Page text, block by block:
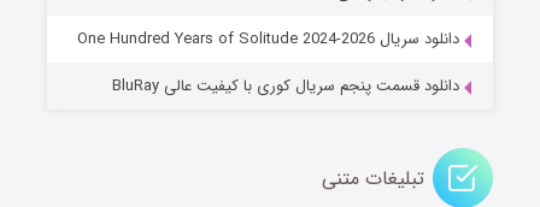
دانلود سریال One Hundred Years of Solitude 2024-2026
دانلود قسمت پنجم سریال کوری با کیفیت عالی BluRay
تبلیغات متنی